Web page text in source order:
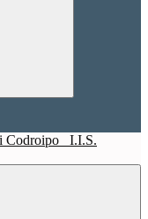
I.I.S.